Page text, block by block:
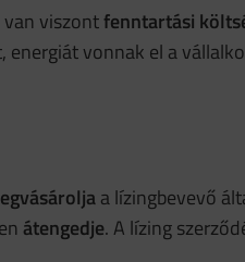
viszontfenntartási
vonnak el a
a lízingbevevő
átengedje. A lízing